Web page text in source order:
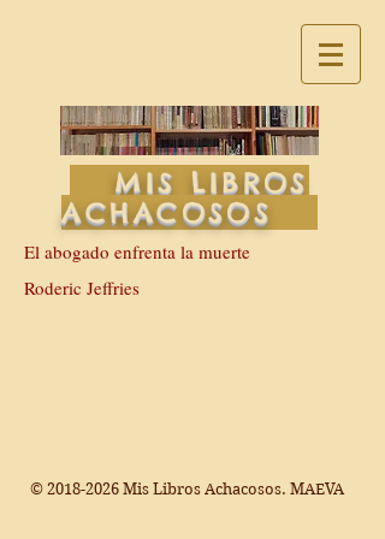
MIS LIBROS
ACHACOSOS
El abogado enfrenta la muerte
Roderic Jeffries
© 2018-2026 Mis Libros Achacosos. MAEVA